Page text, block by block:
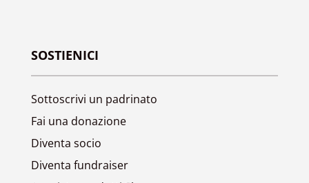
SOSTIENICI
Sottoscrivi un padrinato
Fai una donazione
Diventa socio
Diventa fundraiser